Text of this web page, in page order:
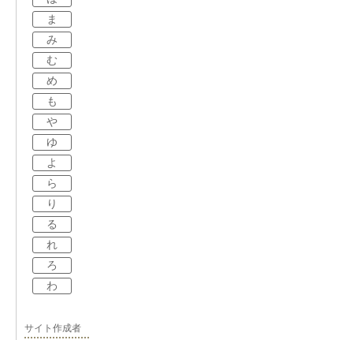
ま
み
む
め
も
や
ゆ
よ
ら
り
る
れ
ろ
わ
サイト作成者